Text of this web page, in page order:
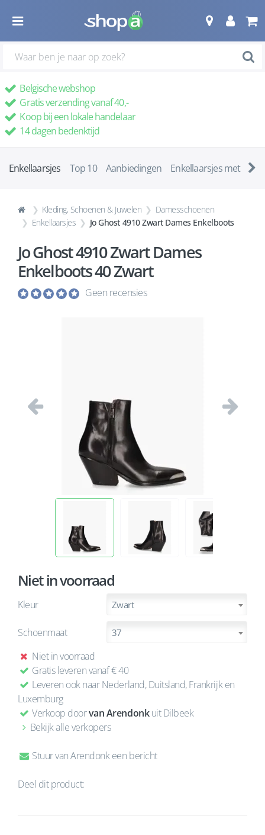
Belgische webshop
Gratis verzending vanaf 40,-
Koop bij een lokale handelaar
14 dagen bedenktijd
Enkellaarsjes Top 10 Aanbiedingen Enkellaarsjes met ha
Kleding, Schoenen & Juwelen
Damesschoenen
Enkellaarsjes
Jo Ghost 4910 Zwart Dames Enkelboots
Jo Ghost 4910 Zwart Dames
Enkelboots 40 Zwart
Geen recensies
Vorige
Niet in voorraad
Kleur Zwart
Schoenmaat 37
Niet in voorraad
Gratis leveren vanaf € 40
Leveren ook naar Nederland, Duitsland, Frankrijk en
Luxemburg
Verkoop doorvan Arendonkuit Dilbeek
Bekijk alle verkopers
Stuur van Arendonk een bericht
Deel dit product: